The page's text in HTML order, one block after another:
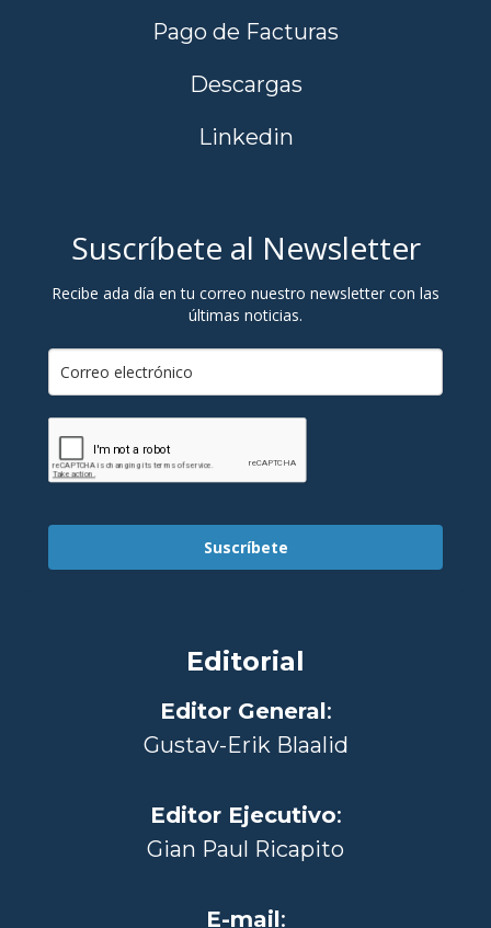
Pago de Facturas
Descargas
Linkedin
Suscríbete al Newsletter
Recibe ada día en tu correo nuestro newsletter con las
últimas noticias.
Suscríbete
Editorial
Editor General:
Gustav-Erik Blaalid
Editor Ejecutivo:
Gian Paul Ricapito
E-mail: